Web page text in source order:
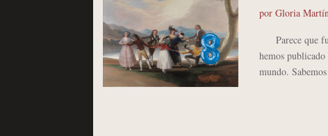
por Gloria
Parece que
hemos
mundo.